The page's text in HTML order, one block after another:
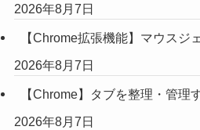
2026年8月7日
【Chrome拡張機能】マウスジ
2026年8月7日
【Chrome】タブを整理・管理
2026年8月7日